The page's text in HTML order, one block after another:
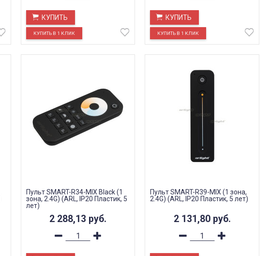
КУПИТЬ КУПИТЬ
Пульт SMART-R34-MIX Black (1
зона, 2.4G) (ARL, IP20 Пластик, 5
лет)
2 288,13 руб.
Пульт SMART-R39-MIX (1 зона,
2.4G) (ARL, IP20 Пластик, 5 лет)
2 131,80 руб.